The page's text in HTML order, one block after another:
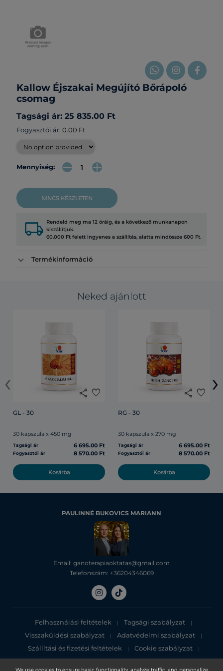
Kallow Éjszakai Megújító Bőrápoló
csomag
Tagsági ár: 25 835.00 Ft
Fogyasztói ár: 0.00 Ft
Mennyiség:
NINCS KÉSZLETEN
local_shipping Rendeld meg ma 12 óráig, és a következő munkanapon
kiszállítjuk.
60.000 Ft felett ingyenes a szállítás, alatta mindössze 600 Ft.
Termékinformáció
Neked ajánlott
share favorite
GL - 30
30 kapszula x 450 mg
Tagsági ár 6 695.00 Ft
Fogyasztói ár 8 570.00 Ft
Kosárba
share favorite
RG - 30
30 kapszula x 270 mg
Tagsági ár 6 695.00 Ft
Fogyasztói ár 8 570.00 Ft
Kosárba
‹ ›
PAULINNÉ BUKOVICS MARIANN
Email: ganoterapiaoktatas@gmail.com
Telefonszám: +36204346069
Felhasználási feltételek | Tagsági szabályzat |
Visszaküldési szabályzat | Adatvédelmi szabályzat |
Szállítási és fizetési feltételek | Cookie szabályzat |
Adatvédelmi tájékoztató